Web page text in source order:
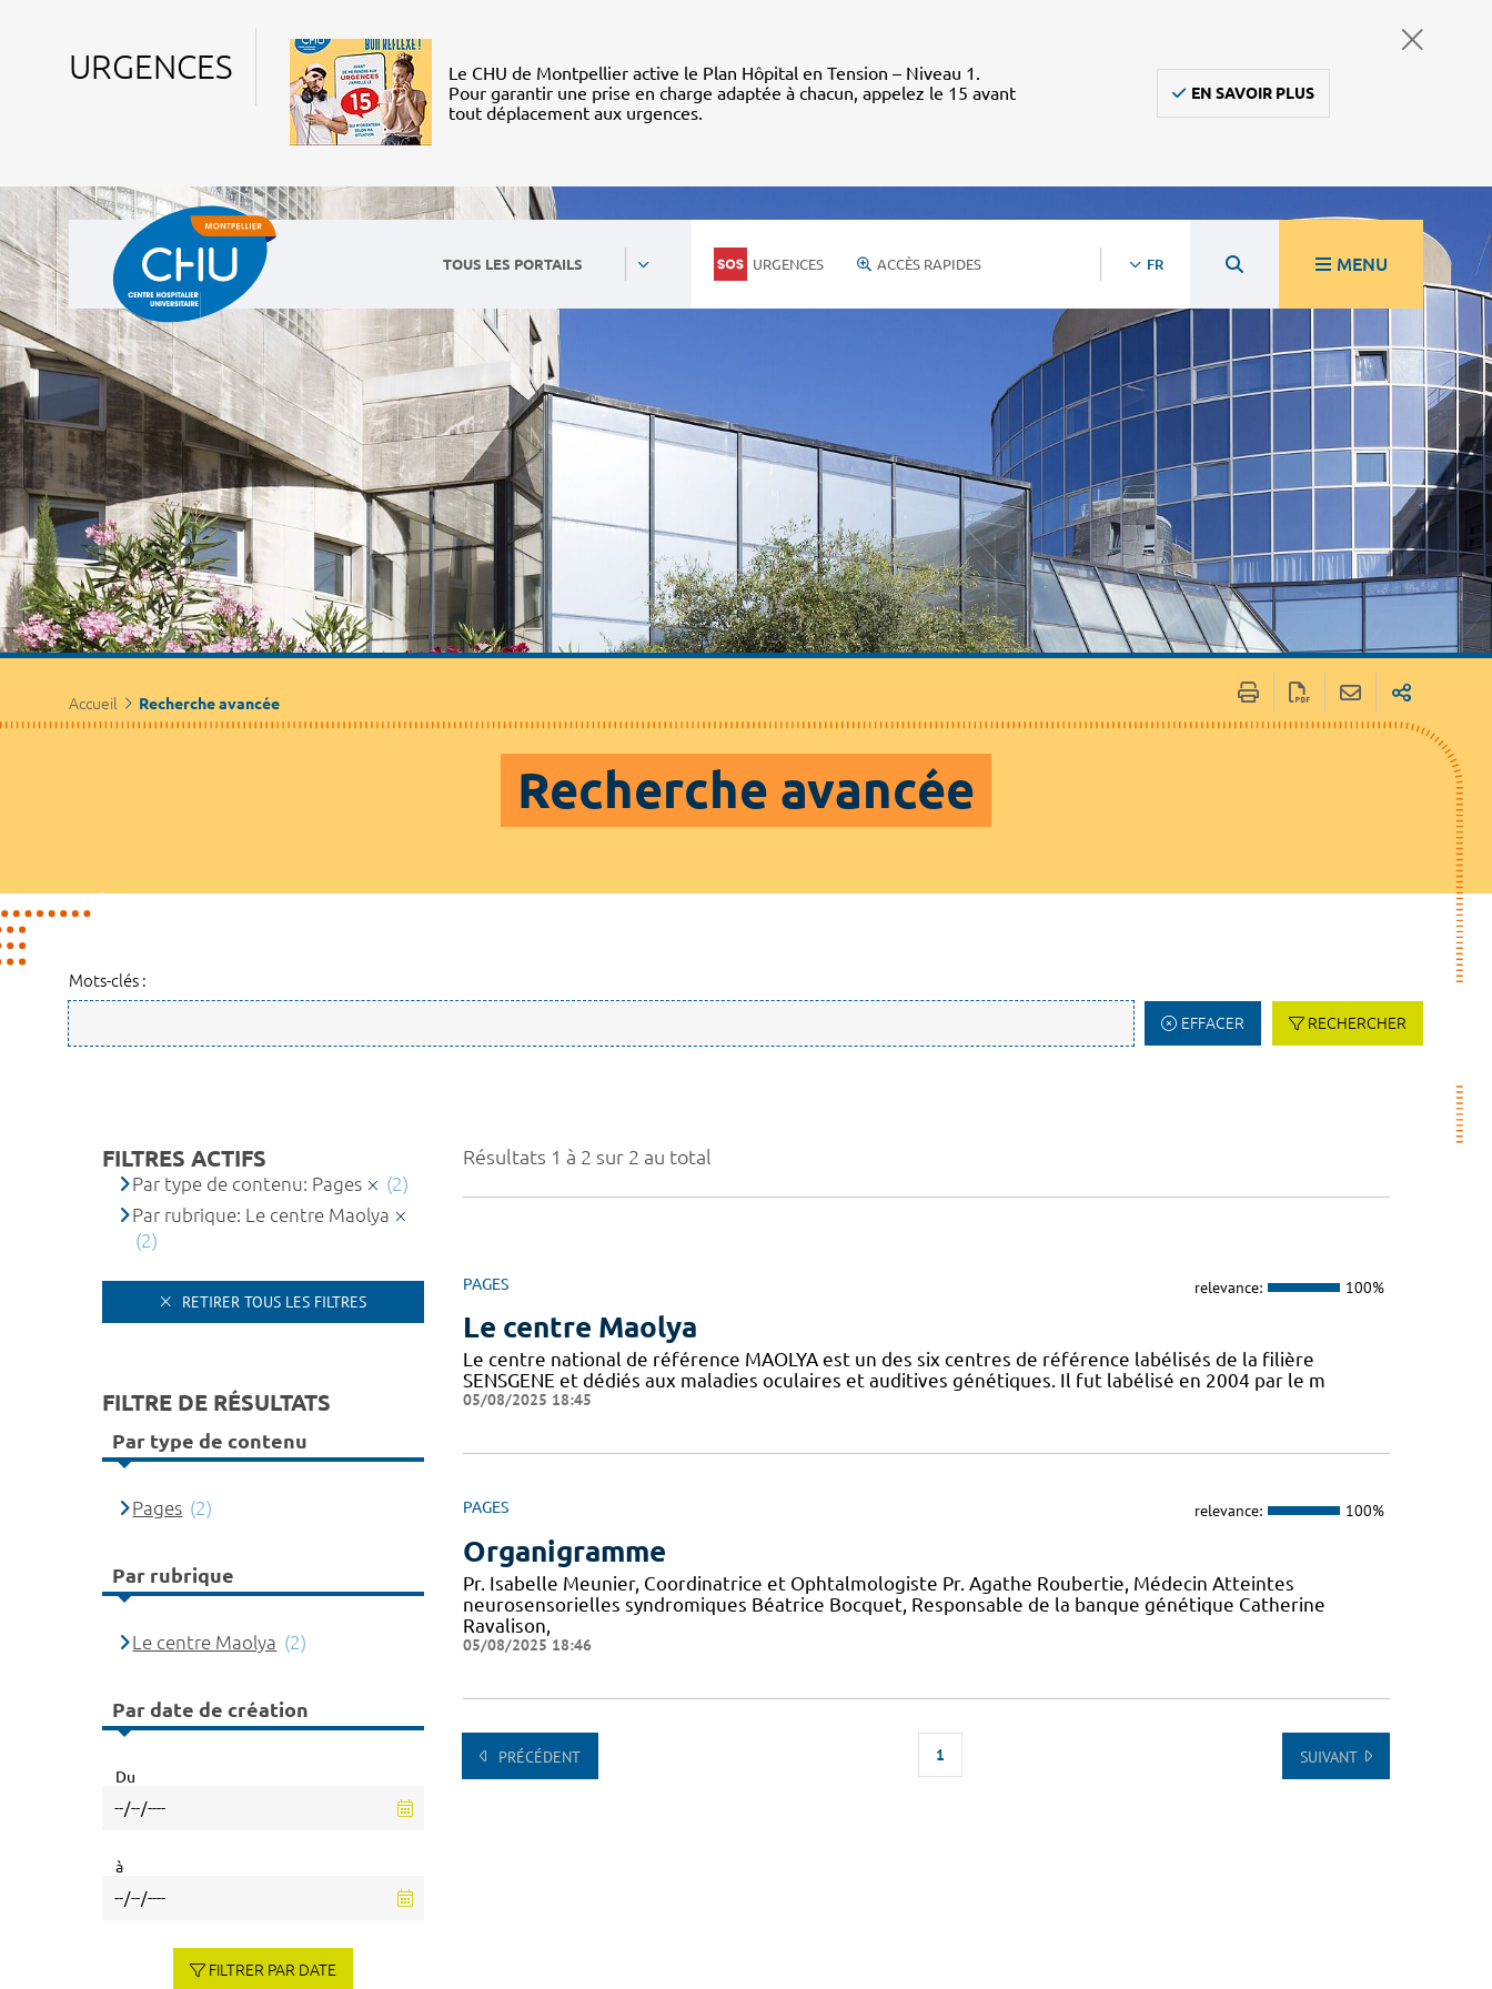
URGENCES
Le CHU de Montpellier active le Plan Hôpital en Tension – Niveau 1.
Pour garantir une prise en charge adaptée à chacun, appelez le 15 avant
tout déplacement aux urgences.
EN SAVOIR PLUS
TOUS LES PORTAILS URGENCES ACCÈS RAPIDES FR MENU
Accueil Recherche avancée
Recherche avancée
Mots-clés :
EFFACER RECHERCHER
Résultats 1 à 2 sur 2 au total
PAGES relevance: 100%
Le centre Maolya
Le centre national de référence MAOLYA est un des six centres de référence labélisés de la filière
SENSGENE et dédiés aux maladies oculaires et auditives génétiques. Il fut labélisé en 2004 par le m
05/08/2025 18:45
PAGES relevance: 100%
Organigramme
Pr. Isabelle Meunier, Coordinatrice et Ophtalmologiste Pr. Agathe Roubertie, Médecin Atteintes
neurosensorielles syndromiques Béatrice Bocquet, Responsable de la banque génétique Catherine
Ravalison,
05/08/2025 18:46
PRÉCÉDENT 1 SUIVANT
FILTRES ACTIFS
Par type de contenu: Pages
(2)
Par rubrique: Le centre Maolya
(2)
RETIRER TOUS LES FILTRES
FILTRE DE RÉSULTATS
Par type de contenu
Pages (2)
Par rubrique
Le centre Maolya (2)
Par date de création
Du
à
FILTRER PAR DATE